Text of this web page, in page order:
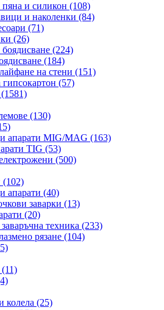
пяна и силикон (108)
и наколенки (84)
(71)
(26)
(224)
(184)
на стени (151)
(57)
(1581)
(130)
апарати MIG/MAG (163)
TIG (53)
(500)
(102)
апарати (40)
заварки (13)
(20)
техника (233)
рязане (104)
(11)
колела (25)